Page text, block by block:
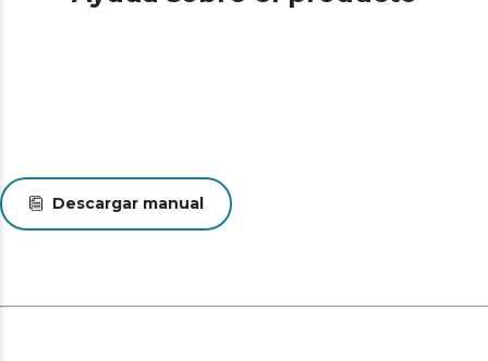
Descargar manual